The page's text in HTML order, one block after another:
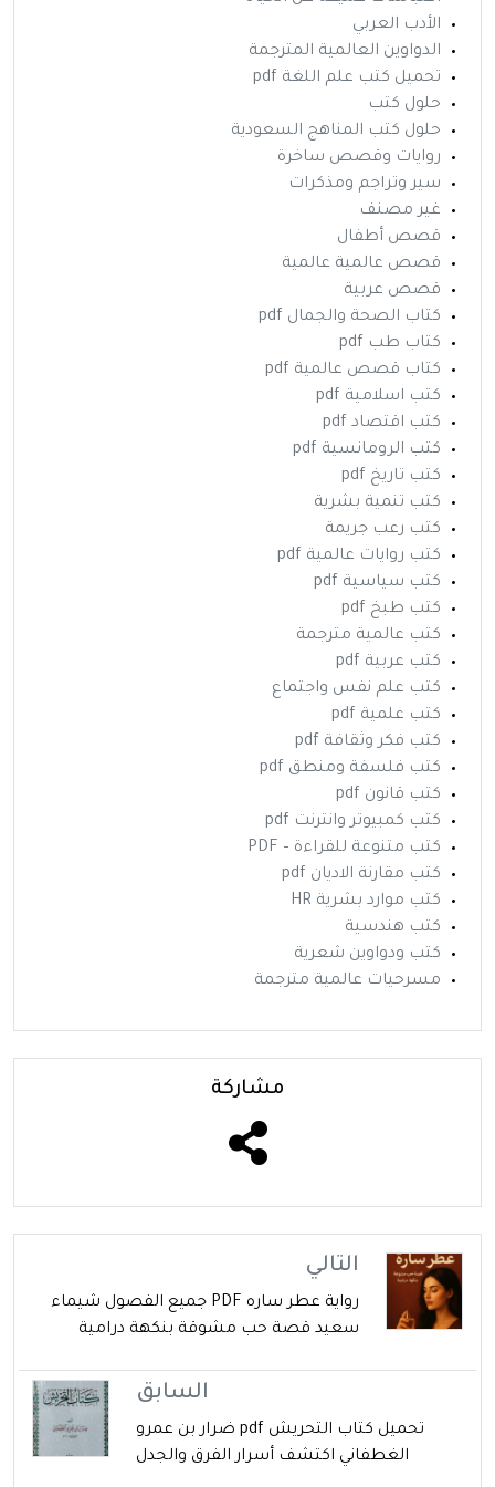
الأدب العربي
الدواوين العالمية المترجمة
تحميل كتب علم اللغة pdf
حلول كتب
حلول كتب المناهج السعودية
روايات وقصص ساخرة
سير وتراجم ومذكرات
غير مصنف
قصص أطفال
قصص عالمية عالمية
قصص عربية
كتاب الصحة والجمال pdf
كتاب طب pdf
كتاب قصص عالمية pdf
كتب اسلامية pdf
كتب اقتصاد pdf
كتب الرومانسية pdf
كتب تاريخ pdf
كتب تنمية بشرية
كتب رعب جريمة
كتب روايات عالمية pdf
كتب سياسية pdf
كتب طبخ pdf
كتب عالمية مترجمة
كتب عربية pdf
كتب علم نفس واجتماع
كتب علمية pdf
كتب فكر وثقافة pdf
كتب فلسفة ومنطق pdf
كتب قانون pdf
كتب كمبيوتر وانترنت pdf
كتب متنوعة للقراءة – PDF
كتب مقارنة الاديان pdf
كتب موارد بشرية HR
كتب هندسية
كتب ودواوين شعرية
مسرحيات عالمية مترجمة
مشاركة
التالي
رواية عطر ساره PDF جميع الفصول شيماء
سعيد قصة حب مشوقة بنكهة درامية
السابق
تحميل كتاب التحريش pdf ضرار بن عمرو
الغطفاني اكتشف أسرار الفرق والجدل